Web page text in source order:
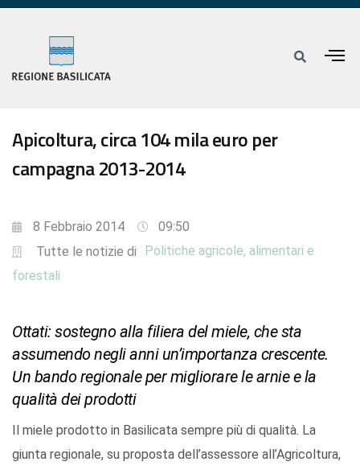
Apicoltura, circa 104 mila euro per
campagna 2013-2014
8 Febbraio 2014
09:50
Tutte le notizie di
Politiche agricole, alimentari e
forestali
Ottati: sostegno alla filiera del miele, che sta
assumendo negli anni un’importanza crescente.
Un bando regionale per migliorare le arnie e la
qualità dei prodotti
Il miele prodotto in Basilicata sempre più di qualità. La
giunta regionale, su proposta dell’assessore all’Agricoltura,